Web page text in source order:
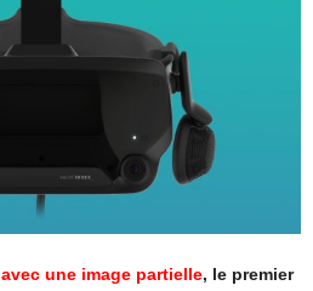
avec une image partielle, le premier